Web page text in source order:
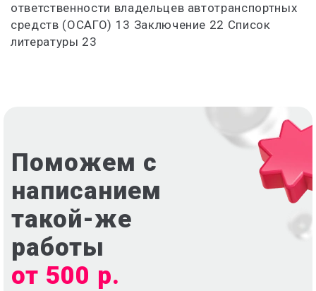
ответственности владельцев автотранспортных
средств (ОСАГО) 13 Заключение 22 Список
литературы 23
Поможем с
написанием
такой-же
работы
от 500 р.